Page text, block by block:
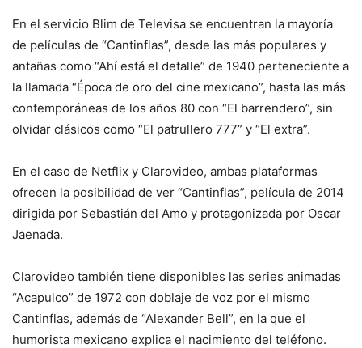
En el servicio Blim de Televisa se encuentran la mayoría
de películas de “Cantinflas”, desde las más populares y
antañas como “Ahí está el detalle” de 1940 perteneciente a
la llamada “Época de oro del cine mexicano”, hasta las más
contemporáneas de los años 80 con “El barrendero”, sin
olvidar clásicos como “El patrullero 777” y “El extra”.
En el caso de Netflix y Clarovideo, ambas plataformas
ofrecen la posibilidad de ver “Cantinflas”, película de 2014
dirigida por Sebastián del Amo y protagonizada por Oscar
Jaenada.
Clarovideo también tiene disponibles las series animadas
“Acapulco” de 1972 con doblaje de voz por el mismo
Cantinflas, además de “Alexander Bell”, en la que el
humorista mexicano explica el nacimiento del teléfono.